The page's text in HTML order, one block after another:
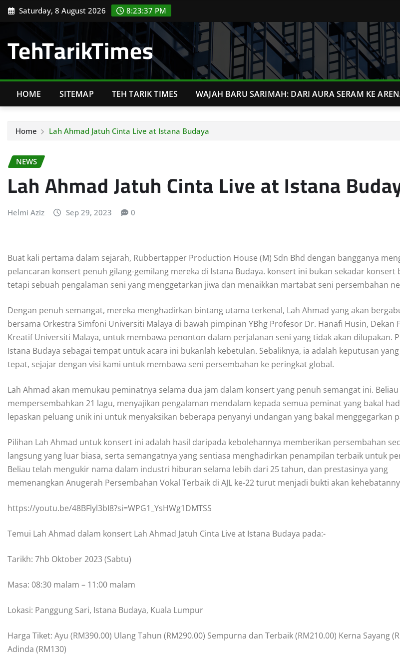
Skip Saturday, 8 August 2026 8:23:38 PM
TehTarikTimes
HOME SITEMAP TEH TARIK TIMES WAJAH BARU SARIMAH: DARI AURA SERAM KE
Home Lah Ahmad Jatuh Cinta Live at Istana Budaya
NEWS
Lah Ahmad Jatuh Cinta Live at Istana
Helmi Aziz Sep 29, 2023 0
Buat kali pertama dalam sejarah, Rubbertapper Production House (M) Sdn Bhd dengan bangganya
pelancaran konsert penuh gilang-gemilang mereka di Istana Budaya. konsert ini bukan sekadar konsert
tetapi sebuah pengalaman seni yang menggetarkan jiwa dan menaikkan martabat seni persembahan
Dengan penuh semangat, mereka menghadirkan bintang utama terkenal, Lah Ahmad yang akan
bersama Orkestra Simfoni Universiti Malaya di bawah pimpinan YBhg Profesor Dr. Hanafi Husin, Dekan
Kreatif Universiti Malaya, untuk membawa penonton dalam perjalanan seni yang tidak akan dilupakan.
Istana Budaya sebagai tempat untuk acara ini bukanlah kebetulan. Sebaliknya, ia adalah keputusan
tepat, sejajar dengan visi kami untuk membawa seni persembahan ke peringkat global.
Lah Ahmad akan memukau peminatnya selama dua jam dalam konsert yang penuh semangat ini. Beliau
mempersembahkan 21 lagu, menyajikan pengalaman mendalam kepada semua peminat yang bakal
lepaskan peluang unik ini untuk menyaksikan beberapa penyanyi undangan yang bakal menggegarkan
Pilihan Lah Ahmad untuk konsert ini adalah hasil daripada kebolehannya memberikan persembahan
langsung yang luar biasa, serta semangatnya yang sentiasa menghadirkan penampilan terbaik untuk
Beliau telah mengukir nama dalam industri hiburan selama lebih dari 25 tahun, dan prestasinya yang
memenangkan Anugerah Persembahan Vokal Terbaik di AJL ke-22 turut menjadi bukti akan
https://youtu.be/48BFlyl3bI8?si=WPG1_YsHWg1DMTSS
Temui Lah Ahmad dalam konsert Lah Ahmad Jatuh Cinta Live at Istana Budaya pada:-
Tarikh: 7hb Oktober 2023 (Sabtu)
Masa: 08:30 malam – 11:00 malam
Lokasi: Panggung Sari, Istana Budaya, Kuala Lumpur
Harga Tiket: Ayu (RM390.00) Ulang Tahun (RM290.00) Sempurna dan Terbaik (RM210.00) Kerna Sayang
Adinda (RM130)